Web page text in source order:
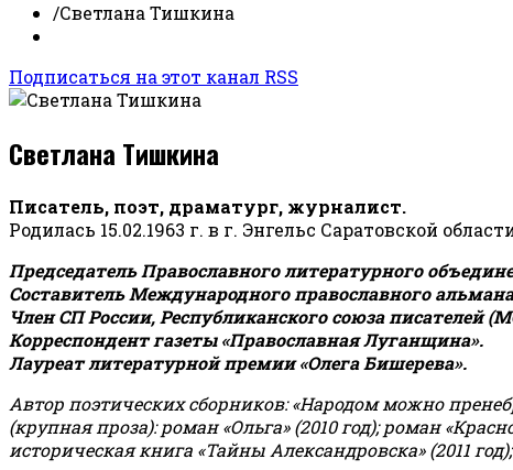
/Светлана Тишкина
Подписаться на этот канал RSS
Светлана Тишкина
Писатель, поэт, драматург, журналист.
Родилась 15.02.1963 г. в г. Энгельс Саратовской
Председатель Православного литературного
Составитель Международного православного
Член СП России, Республиканского союза писателей
Корреспондент газеты «Православная Луганщина».
Лауреат литературной премии «Олега Бишерева».
Автор поэтических сборников: «Народом можно
(крупная проза): роман «Ольга» (2010 год); роман
историческая книга «Тайны Александровска» (2011